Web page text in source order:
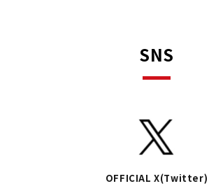
SNS
OFFICIAL X(Twitter)